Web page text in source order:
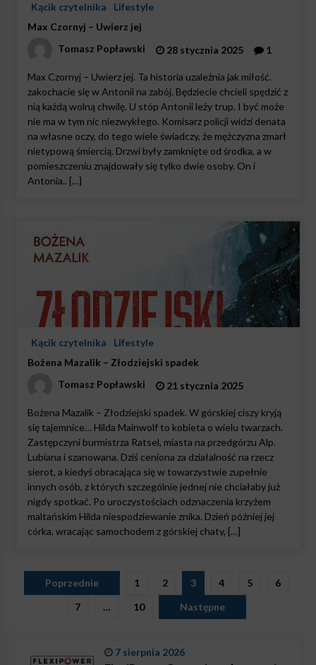
Kącik czytelnika
Lifestyle
Max Czornyj – Uwierz jej
Tomasz Popławski
28 stycznia 2025 1
Max Czornyj – Uwierz jej. Ta historia uzależnia jak miłość.
zakochacie się w Antonii na zabój. Będziecie chcieli spędzić z
nią każdą wolną chwilę. U stóp Antonii leży trup. I być może
nie ma w tym nic niezwykłego. Komisarz policji widzi denata
na własne oczy, do tego wiele świadczy, że mężczyzna zmarł
nietypową śmiercią. Drzwi były zamknięte od środka, a w
pomieszczeniu znajdowały się tylko dwie osoby. On i
Antonia.. […]
Kącik czytelnika
Lifestyle
Bożena Mazalik – Złodziejski spadek
Tomasz Popławski
21 stycznia 2025
Bożena Mazalik – Złodziejski spadek. W górskiej ciszy kryją
się tajemnice… Hilda Mainwolf to kobieta o wielu twarzach.
Zastępczyni burmistrza Ratsel, miasta na przedgórzu Alp.
Lubiana i szanowana. Dziś ceniona za działalność na rzecz
sierot, a kiedyś obracająca się w towarzystwie zupełnie
innych osób, z których szczególnie jednej nie chciałaby już
nigdy spotkać. Po uroczystościach odznaczenia krzyżem
maltańskim Hilda niespodziewanie znika. Dzień później jej
córka, wracając samochodem z górskiej chaty, […]
Stronicowanie
Poprzednie 1 2 3 4 5
6
7
… 10 Następne
7 sierpnia 2026